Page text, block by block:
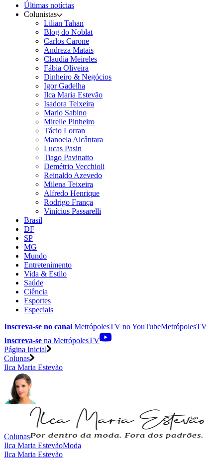
Últimas notícias
Colunistas
Lilian Tahan
Blog do Noblat
Carlos Carone
Andreza Matais
Claudia Meireles
Fábia Oliveira
Dinheiro & Negócios
Igor Gadelha
Ilca Maria Estevão
Isadora Teixeira
Mario Sabino
Mirelle Pinheiro
Tácio Lorran
Manoela Alcântara
Lucas Pasin
Tiago Pavinatto
Demétrio Vecchioli
Reinaldo Azevedo
Milena Teixeira
Alfredo Henrique
Rodrigo França
Vinícius Passarelli
Brasil
DF
SP
MG
Mundo
Entretenimento
Vida & Estilo
Saúde
Ciência
Esportes
Especiais
Inscreva-se no canal MetrópolesTV noYouTubeMetrópolesTV
Inscreva-se na MetrópolesTV
Página Inicial
Colunas
Ilca Maria Estevão
Colunas
Ilca Maria EstevãoModa
Ilca Maria Estevão